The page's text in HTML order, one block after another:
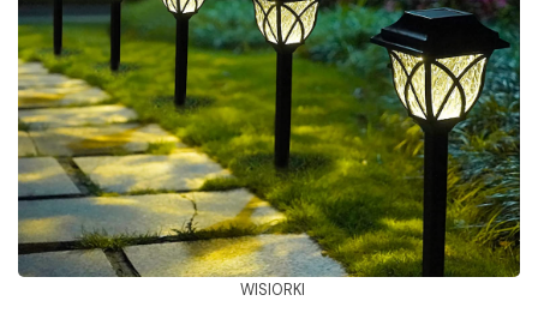
WISIORKI